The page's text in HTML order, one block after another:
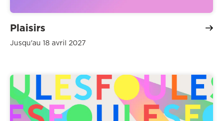
Plaisirs
Jusqu'au 18 avril 2027